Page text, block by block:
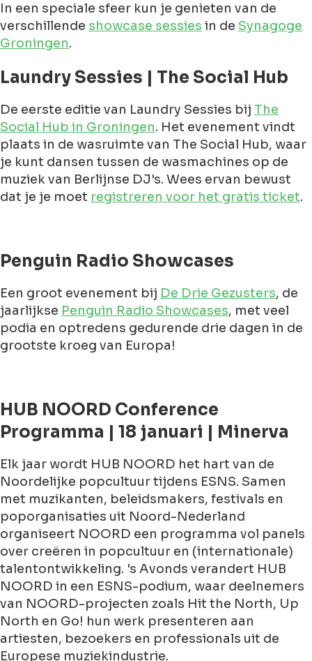
In een speciale sfeer kun je genieten van de
verschillende showcase sessies in de Synagoge
Groningen.
Laundry Sessies | The Social Hub
De eerste editie van Laundry Sessies bij The
Social Hub in Groningen. Het evenement vindt
plaats in de wasruimte van The Social Hub, waar
je kunt dansen tussen de wasmachines op de
muziek van Berlijnse DJ's. Wees ervan bewust
dat je je moet registreren voor het gratis ticket.
Penguin Radio Showcases
Een groot evenement bij De Drie Gezusters, de
jaarlijkse Penguin Radio Showcases, met veel
podia en optredens gedurende drie dagen in de
grootste kroeg van Europa!
HUB NOORD Conference
Programma | 18 januari | Minerva
Elk jaar wordt HUB NOORD het hart van de
Noordelijke popcultuur tijdens ESNS. Samen
met muzikanten, beleidsmakers, festivals en
poporganisaties uit Noord-Nederland
organiseert NOORD een programma vol panels
over creëren in popcultuur en (internationale)
talentontwikkeling. 's Avonds verandert HUB
NOORD in een ESNS-podium, waar deelnemers
van NOORD-projecten zoals Hit the North, Up
North en Go! hun werk presenteren aan
artiesten, bezoekers en professionals uit de
Europese muziekindustrie.